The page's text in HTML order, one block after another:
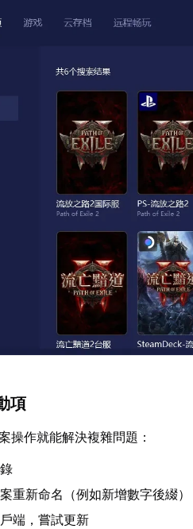
項
操作就能解決複雜問題：
重新命名（例如新增數字後綴）
端，嘗試更新